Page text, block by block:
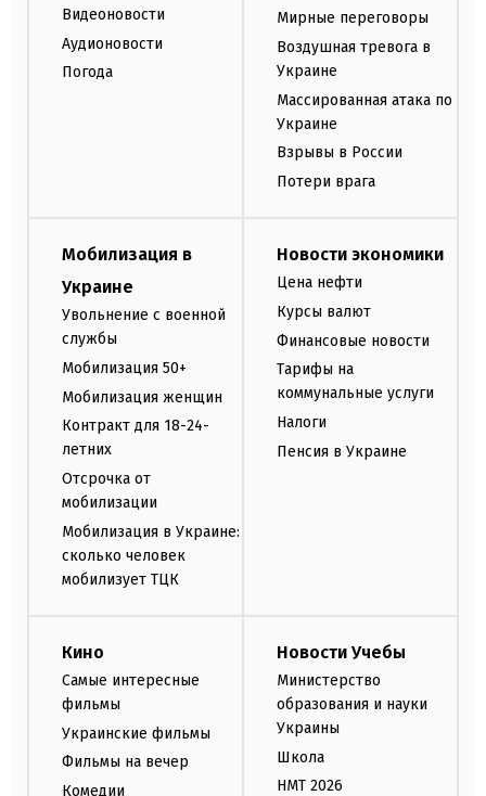
Видеоновости
Аудионовости
Погода
Мирные переговоры
Воздушная тревога в
Украине
Массированная атака по
Украине
Взрывы в России
Потери врага
Мобилизация в
Украине
Увольнение с военной
службы
Мобилизация 50+
Мобилизация женщин
Контракт для 18-24-
летних
Отсрочка от
мобилизации
Мобилизация в Украине:
сколько человек
мобилизует ТЦК
Новости экономики
Цена нефти
Курсы валют
Финансовые новости
Тарифы на
коммунальные услуги
Налоги
Пенсия в Украине
Кино
Самые интересные
фильмы
Украинские фильмы
Фильмы на вечер
Комедии
Новости Учебы
Министерство
образования и науки
Украины
Школа
НМТ 2026